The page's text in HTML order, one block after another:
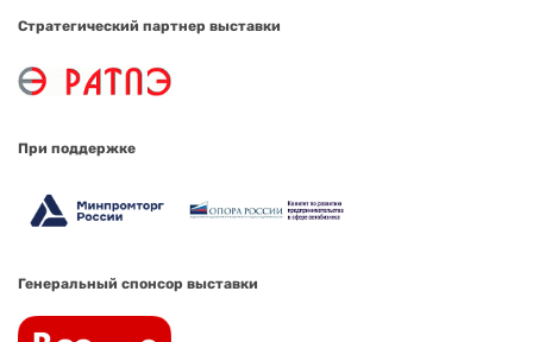
Стратегический партнер выставки
При поддержке
Генеральный спонсор выставки